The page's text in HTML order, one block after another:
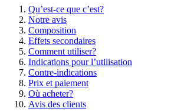
Qu’est-ce que c’est?
Notre avis
Composition
Effets secondaires
Comment utiliser?
Indications pour l’utilisation
Contre-indications
Prix et paiement
Où acheter?
Avis des clients